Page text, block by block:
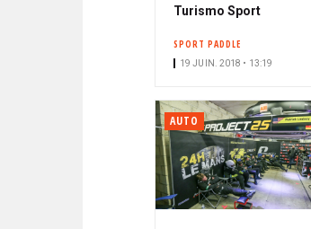
Turismo Sport
SPORT PADDLE
19 JUIN. 2018 • 13:19
AUTO